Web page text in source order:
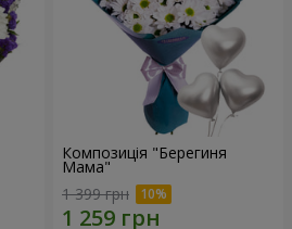
Композиція "Берегиня
Мама"
1 399 грн